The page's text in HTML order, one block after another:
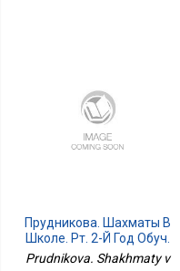
Прудникова. Шахматы В
Школе. Рт. 2-Й Год Обуч.
Приложение 1
Prudnikova. Shakhmaty v